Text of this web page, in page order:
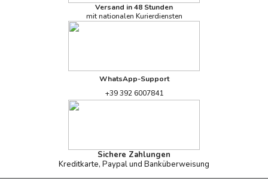
Versand in 48 Stunden
mit nationalen Kurierdiensten
WhatsApp-Support
+39 392 6007841
Sichere Zahlungen
Kreditkarte, Paypal und Banküberweisung